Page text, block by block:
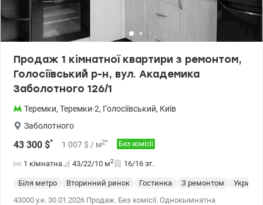
Продаж 1 кімнатної квартири з ремонтом,
Голосіївський р-н, вул. Академика
Заболотного 126/1
Теремки, Теремки-2, Голосіївський, Київ
Заболотного
43 300 $* 1 007 $ / м2* Без комісії
1 кімнатна 43/22/10 м2 16/16 эт.
Біля метро Вторинний ринок Гостинка З ремонтом
Укриття
43000 у.е. 30.01.2026 Продаж. Без комісії. Однокымнатна